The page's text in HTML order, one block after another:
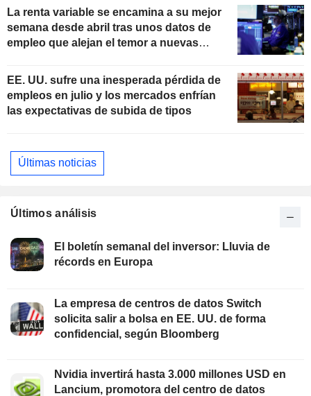
La renta variable se encamina a su mejor
semana desde abril tras unos datos de
empleo que alejan el temor a nuevas
EE. UU. sufre una inesperada pérdida de
empleos en julio y los mercados enfrían
las expectativas de subida de tipos
Últimas noticias
Últimos análisis
El boletín semanal del inversor: Lluvia de
récords en Europa
La empresa de centros de datos Switch
solicita salir a bolsa en EE. UU. de forma
confidencial, según Bloomberg
Nvidia invertirá hasta 3.000 millones USD en
Lancium, promotora del centro de datos